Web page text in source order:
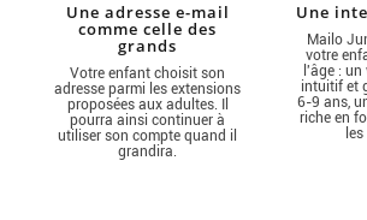
Une adresse e-mail
comme celle des
grands
Votre enfant choisit son
adresse parmi les extensions
proposées aux adultes. Il
pourra ainsi continuer à
utiliser son compte quand il
grandira.
Une
Mailo
votre
l'âge :
intuitif et
6-9 ans,
riche en